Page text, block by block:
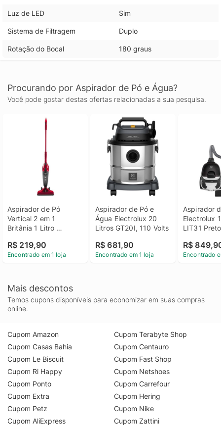
Luz de LED Sim
Sistema de Filtragem Duplo
Rotação do Bocal 180 graus
Procurando por Aspirador de Pó e Água?
Você pode gostar destas ofertas relacionadas a sua pesquisa.
Aspirador de Pó
Vertical 2 em 1
Britânia 1 Litro
110 Volts
R$ 219,90
Encontrado em 1 loja
Aspirador de Pó e
Água Electrolux 20
Litros GT20I, 110 Volts
R$ 681,90
Encontrado em 1 loja
Aspirador
Electrolux
LIT31
R$
Encontrado
Mais descontos
Temos cupons disponíveis para economizar em suas compras
online.
Cupom Amazon
Cupom Casas Bahia
Cupom Le Biscuit
Cupom Ri Happy
Cupom Ponto
Cupom Extra
Cupom Petz
Cupom AliExpress
Cupom Terabyte Shop
Cupom Centauro
Cupom Fast Shop
Cupom Netshoes
Cupom Carrefour
Cupom Hering
Cupom Nike
Cupom Zattini